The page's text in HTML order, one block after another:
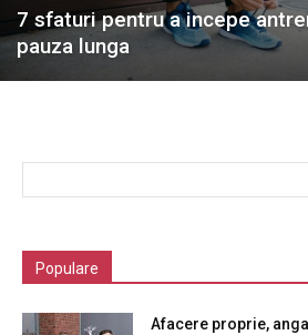
7 sfaturi pentru a incepe
pauza lunga
Populare
Afacere proprie,